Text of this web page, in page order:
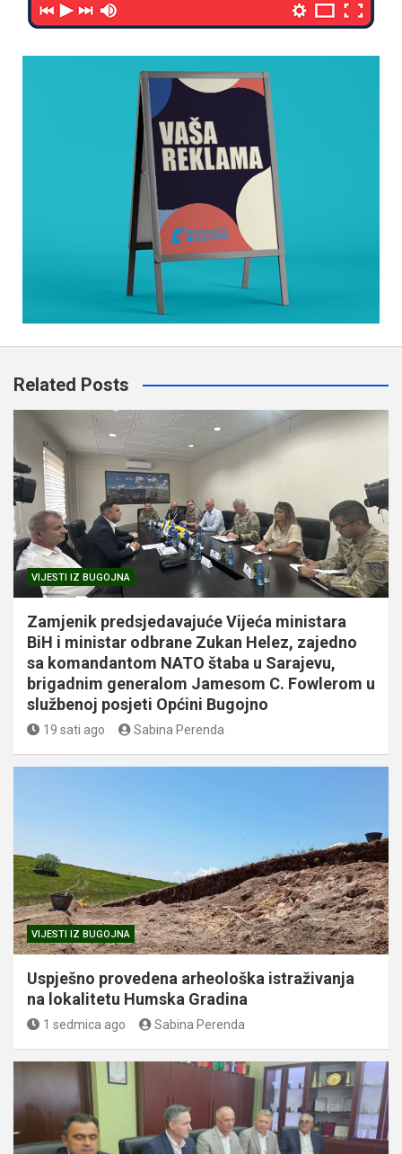
Related Posts
VIJESTI IZ BUGOJNA
Zamjenik predsjedavajuće Vijeća ministara
BiH i ministar odbrane Zukan Helez, zajedno
sa komandantom NATO štaba u Sarajevu,
brigadnim generalom Jamesom C. Fowlerom u
službenoj posjeti Općini Bugojno
19 sati ago Sabina Perenda
VIJESTI IZ BUGOJNA
Uspješno provedena arheološka istraživanja
na lokalitetu Humska Gradina
1 sedmica ago Sabina Perenda